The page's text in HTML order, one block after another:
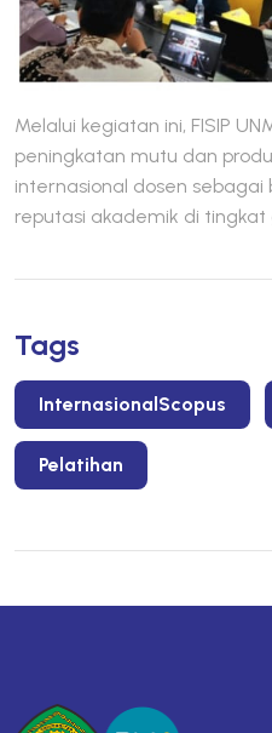
Melalui kegiatan ini, FISIP
peningkatan mutu dan
internasional dosen
reputasi akademik di tingkat
Tags
InternasionalScopus
Pelatihan